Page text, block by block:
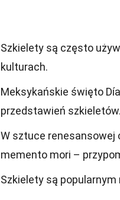
Szkielety są często
kulturach.
Meksykańskie święto
przedstawień szkieletów.
W sztuce renesansowej
memento mori –
Szkielety są